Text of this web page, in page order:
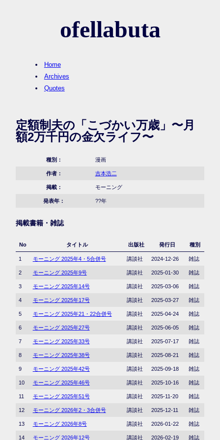
ofellabuta
Home
Archives
Quotes
定額制夫の「こづかい万歳」〜月
額2万千円の金欠ライフ〜
種別： 漫画
作者： 吉本浩二
掲載： モーニング
発表年： ??年
掲載書籍・雑誌
No タイトル 出版社 発行日 種別
1 モーニング 2025年4・5合併号 講談社 2024-12-26 雑誌
2 モーニング 2025年9号 講談社 2025-01-30 雑誌
3 モーニング 2025年14号 講談社 2025-03-06 雑誌
4 モーニング 2025年17号 講談社 2025-03-27 雑誌
5 モーニング 2025年21・22合併号 講談社 2025-04-24 雑誌
6 モーニング 2025年27号 講談社 2025-06-05 雑誌
7 モーニング 2025年33号 講談社 2025-07-17 雑誌
8 モーニング 2025年38号 講談社 2025-08-21 雑誌
9 モーニング 2025年42号 講談社 2025-09-18 雑誌
10 モーニング 2025年46号 講談社 2025-10-16 雑誌
11 モーニング 2025年51号 講談社 2025-11-20 雑誌
12 モーニング 2026年2・3合併号 講談社 2025-12-11 雑誌
13 モーニング 2026年8号 講談社 2026-01-22 雑誌
14 モーニング 2026年12号 講談社 2026-02-19 雑誌